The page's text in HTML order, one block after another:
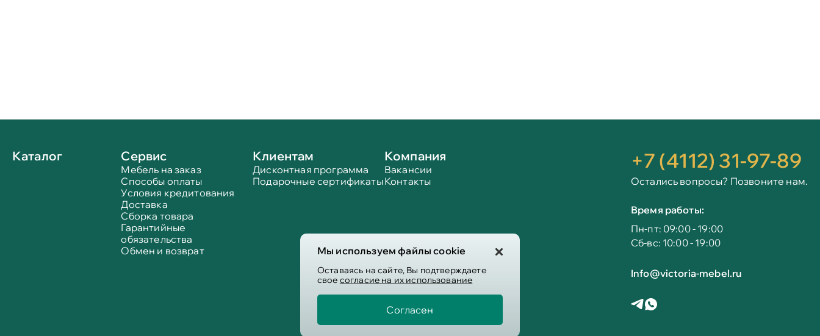
Мы используем файлы cookie
Оставаясь на сайте, Вы подтверждаете
свое согласие на их использование
Согласен
Каталог Сервис
Мебель на заказ
Способы оплаты
Условия кредитования
Доставка
Сборка товара
Гарантийные
обязательства
Обмен и возврат
Клиентам
Дисконтная программа
Подарочные сертификаты
Компания
Вакансии
Контакты
+7 (4112) 31-97-89
Остались вопросы? Позвоните нам.
Время работы:
Пн-пт: 09:00 - 19:00
Сб-вс: 10:00 - 19:00
Info@victoria-mebel.ru